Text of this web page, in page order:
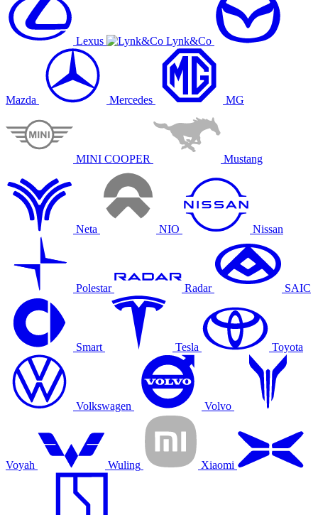
Lexus Lynk&Co
Mazda Mercedes MG
MINI COOPER Mustang
Neta NIO Nissan
Polestar Radar SAIC
Smart Tesla Toyota
Volkswagen Volvo
Voyah Wuling Xiaomi